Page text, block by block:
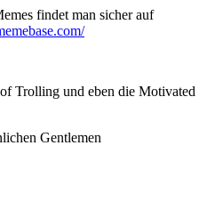
findet man sicher auf
Trolling und eben die Motivated
Gentlemen